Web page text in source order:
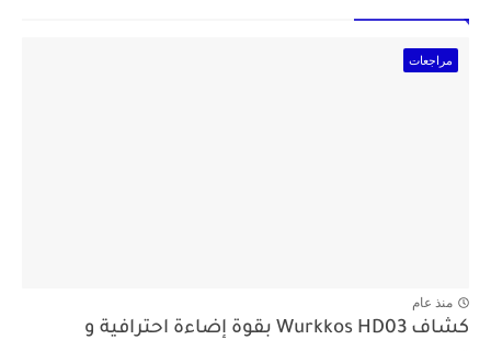
مراجعات
منذ عام
كشاف Wurkkos HD03 بقوة إضاءة احترافية و